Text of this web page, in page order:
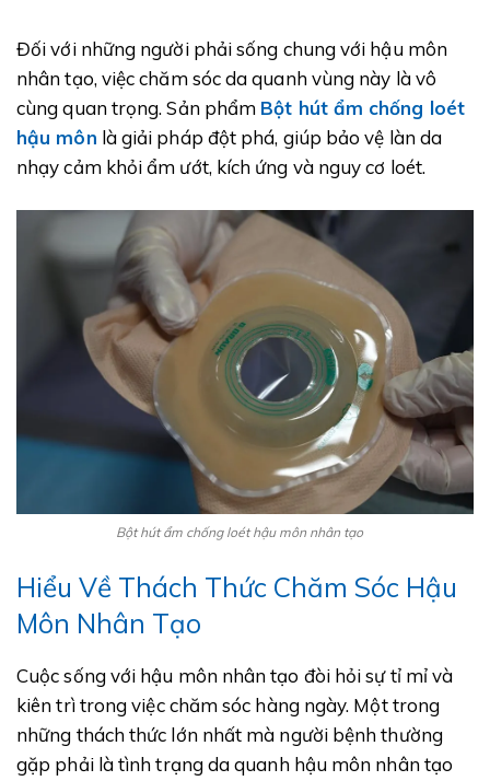
Đối với những người phải sống chung với hậu môn
nhân tạo, việc chăm sóc da quanh vùng này là vô
cùng quan trọng. Sản phẩm Bột hút ẩm chống loét
hậu môn là giải pháp đột phá, giúp bảo vệ làn da
nhạy cảm khỏi ẩm ướt, kích ứng và nguy cơ loét.
Bột hút ẩm chống loét hậu môn nhân tạo
Hiểu Về Thách Thức Chăm Sóc Hậu
Môn Nhân Tạo
Cuộc sống với hậu môn nhân tạo đòi hỏi sự tỉ mỉ và
kiên trì trong việc chăm sóc hàng ngày. Một trong
những thách thức lớn nhất mà người bệnh thường
gặp phải là tình trạng da quanh hậu môn nhân tạo